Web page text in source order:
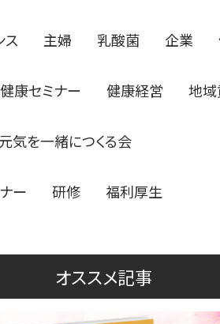
ス 主婦 乳酸菌 企業
健康セミナー 健康経営 地
気を一緒につくる会
ー 研修 福利厚生
オススメ記事